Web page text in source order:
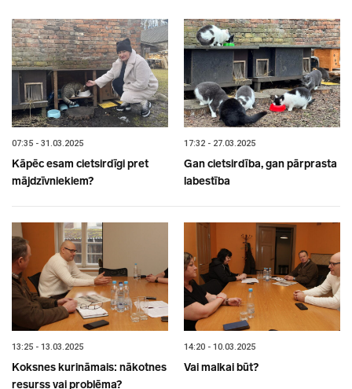
07:35 - 31.03.2025
Kāpēc esam cietsirdīgi pret
mājdzīvniekiem?
17:32 - 27.03.2025
Gan cietsirdība, gan pārprasta
labestība
13:25 - 13.03.2025
Koksnes kurināmais: nākotnes
resurss vai problēma?
14:20 - 10.03.2025
Vai malkai būt?